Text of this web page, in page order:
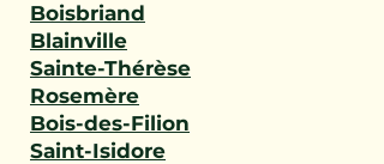
Boisbriand
Blainville
Sainte-Thérèse
Rosemère
Bois-des-Filion
Saint-Isidore